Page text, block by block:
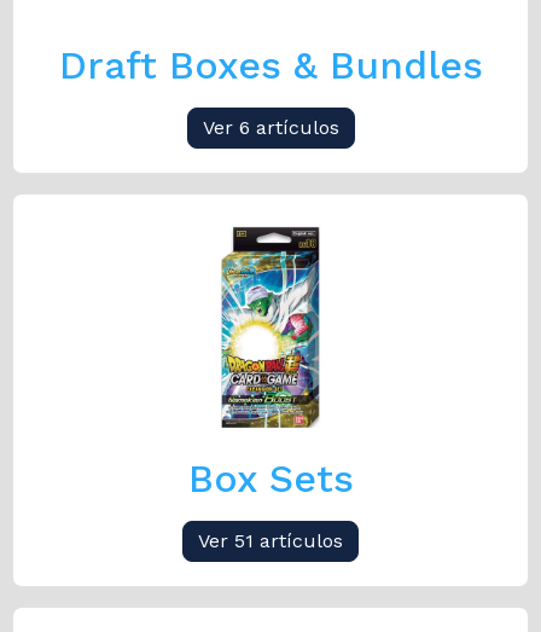
Draft Boxes & Bundles
Ver 6 artículos
Box Sets
Ver 51 artículos